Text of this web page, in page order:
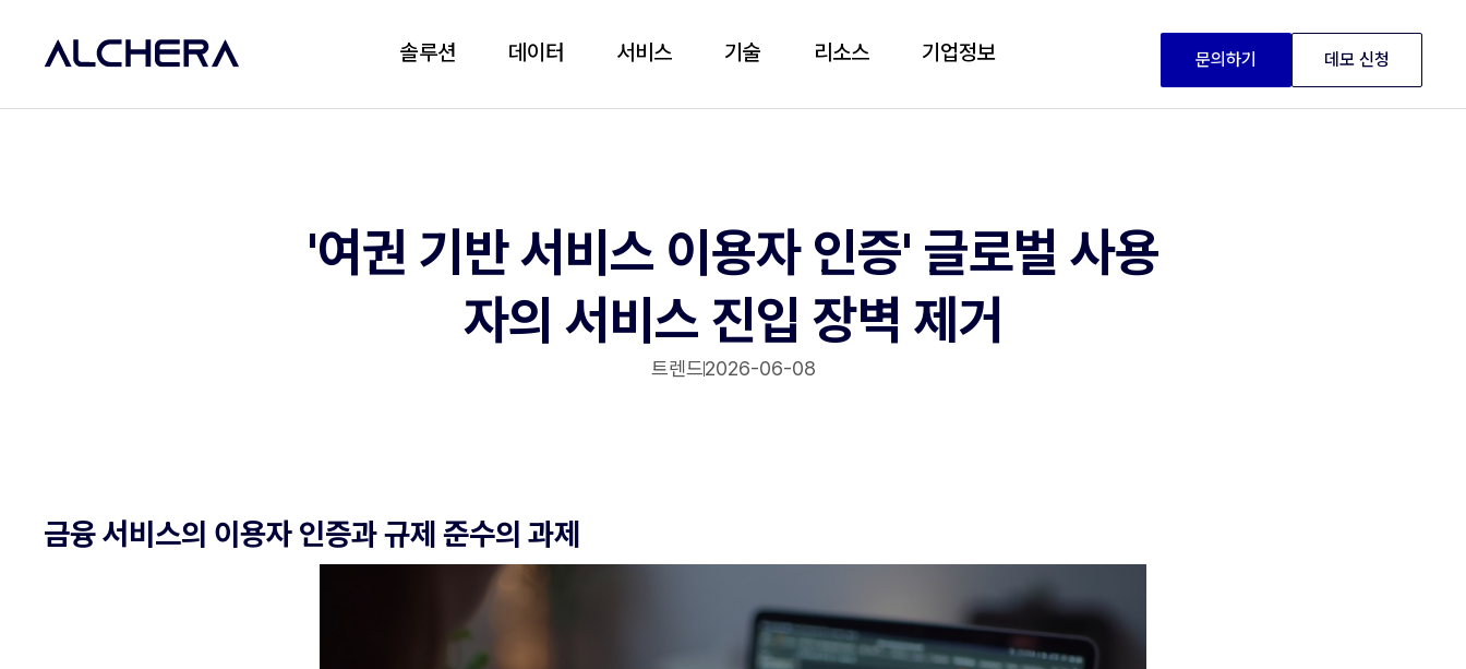
솔루션 데이터 서비스 기술 리소스 기업정보 문의하기 데모 신청
'여권 기반 서비스 이용자 인증' 글로벌 사용
자의 서비스 진입 장벽 제거
트렌드2026-06-08
금융 서비스의 이용자 인증과 규제 준수의 과제